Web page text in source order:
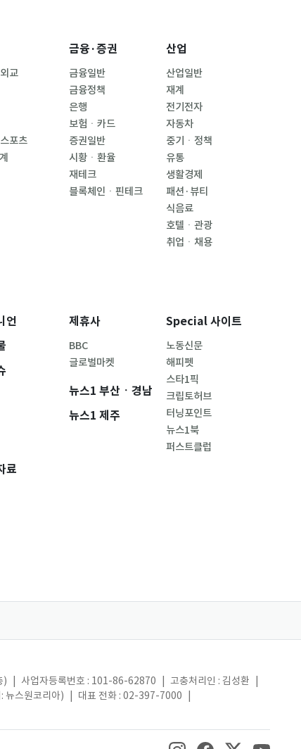
교
포츠
금융·증권
금융일반
금융정책
은행
보험ㆍ카드
증권일반
시황ㆍ환율
재테크
블록체인ㆍ핀테크
산업
산업일반
재계
전기전자
자동차
중기ㆍ정책
유통
생활경제
패션·뷰티
식음료
호텔ㆍ관광
취업ㆍ채용
언
료
제휴사
BBC
글로벌마켓
뉴스1 부산ㆍ경남
뉴스1 제주
Special 사이트
노동신문
해피펫
스타1픽
크립토허브
터닝포인트
뉴스1북
퍼스트클럽
) 사업자등록번호 : 101-86-62870 고충처리인 : 김성환
뉴스원코리아) 대표 전화 : 02-397-7000